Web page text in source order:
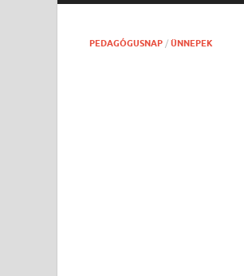
PEDAGÓGUSNAP / ÜNNEPEK